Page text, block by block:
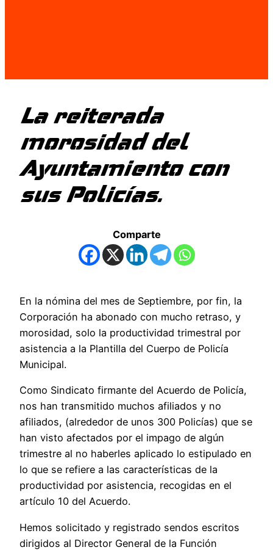
La reiterada
morosidad del
Ayuntamiento con
sus Policías.
Comparte
En la nómina del mes de Septiembre, por fin, la
Corporación ha abonado con mucho retraso, y
morosidad, solo la productividad trimestral por
asistencia a la Plantilla del Cuerpo de Policía
Municipal.
Como Sindicato firmante del Acuerdo de Policía,
nos han transmitido muchos afiliados y no
afiliados, (alrededor de unos 300 Policías) que se
han visto afectados por el impago de algún
trimestre al no haberles aplicado lo estipulado en
lo que se refiere a las características de la
productividad por asistencia, recogidas en el
artículo 10 del Acuerdo.
Hemos solicitado y registrado sendos escritos
dirigidos al Director General de la Función